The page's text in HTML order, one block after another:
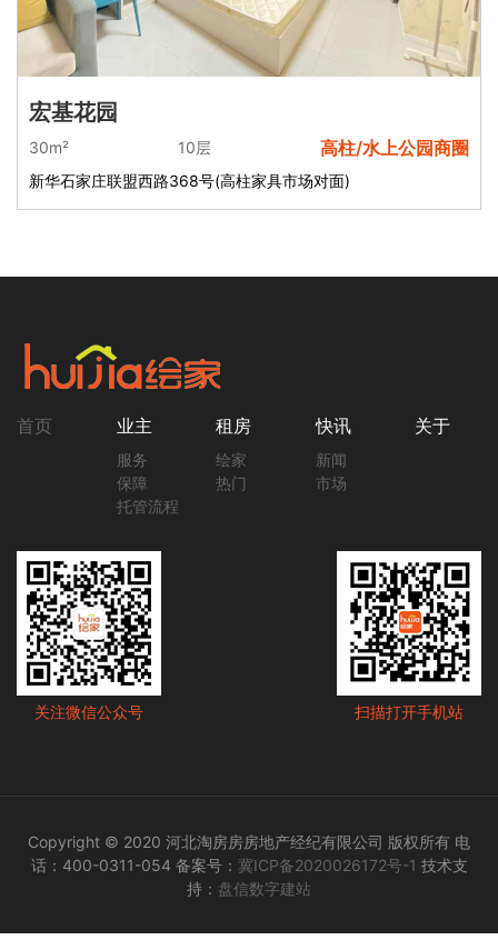
宏基花园
30m² 10层 高柱/水上公园商圈
新华石家庄联盟西路368号(高柱家具市场对面)
首页 业主
服务
保障
托管流程
租房
绘家
热门
快讯
新闻
市场
关于
关注微信公众号 扫描打开手机站
Copyright © 2020 河北淘房房房地产经纪有限公司 版权所有 电
话：400-0311-054 备案号： 冀ICP备2020026172号-1 技术支
持： 盘信数字建站